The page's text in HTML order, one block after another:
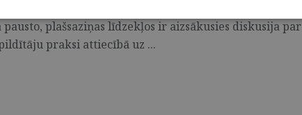
uz Latvijas Kredītņēmēju asociācijas valdes
pausto, plašsaziņas līdzekļos ir aizsākusies diskusija
praksi attiecībā uz ...